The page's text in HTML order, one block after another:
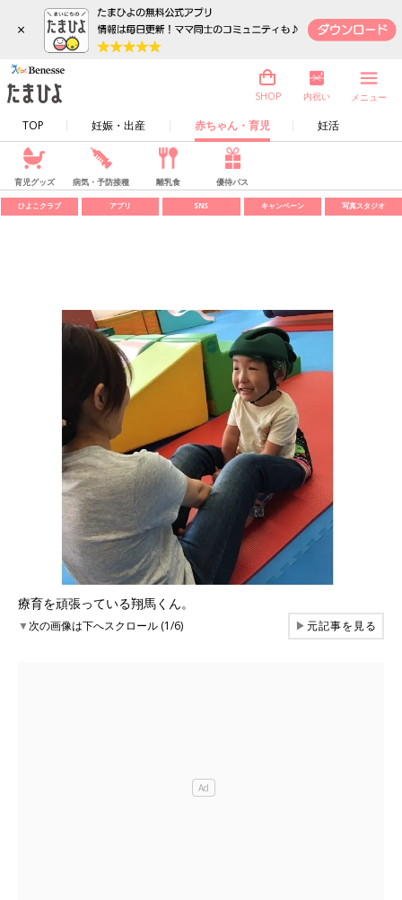
×
TOP 妊娠・出産 赤ちゃん・育児 妊活
SHOP 内祝い メニュー
育児グッズ 病気・予防接種 離乳食 優待パス
ひよこクラブ アプリ SNS キャンペーン 写真スタジオ
療育を頑張っている翔馬くん。
▼次の画像は下へスクロール (1/6) ▶元記事を見る